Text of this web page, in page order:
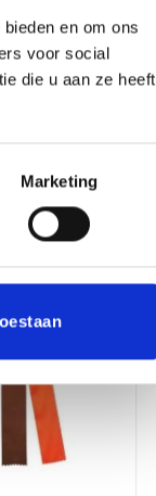
en om ons
voor social
die u aan ze heeft
Marketing
RWB
Prijsklasse:
incl. BTW
Dit
heeft
meerdere
variaties.
Deze
kan
worden
op
productpagina
Toevoegen
aan